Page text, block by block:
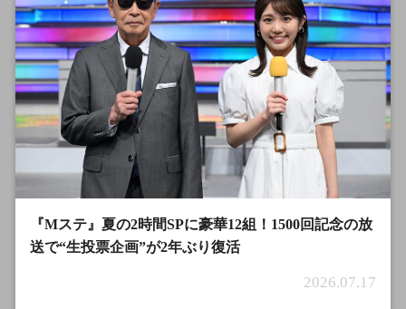
『Mステ』夏の2時間SPに豪華12組！1500回記念の放
送で“生投票企画”が2年ぶり復活
2026.07.17